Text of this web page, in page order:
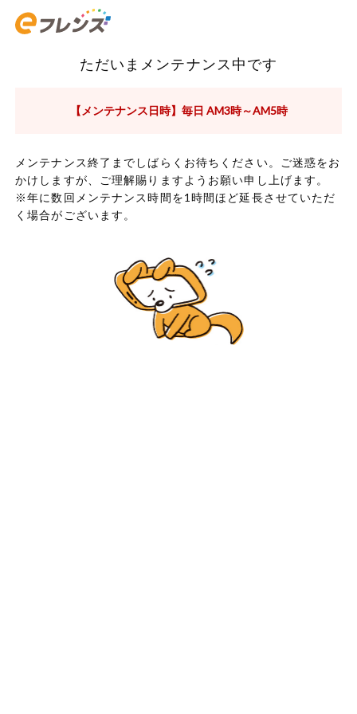
ただいまメンテナンス中です
【メンテナンス日時】毎日 AM3時～AM5時
メンテナンス終了までしばらくお待ちください。ご迷惑をお
かけしますが、ご理解賜りますようお願い申し上げます。
※年に数回メンテナンス時間を1時間ほど延長させていただ
く場合がございます。